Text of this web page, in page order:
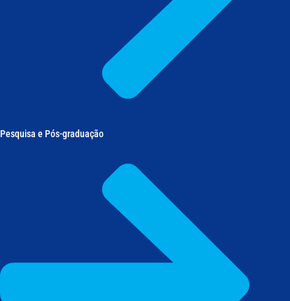
Pesquisa e Pós-graduação